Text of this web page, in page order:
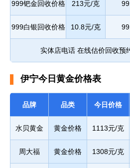
999钯金回收价格 213元/克
999白银回收价格 10.8元/克
实体店电话 在线估价回收预
伊宁今日黄金价格表
品牌 品类 今日价格
水贝黄金 黄金价格 1113元/克
周大福 黄金价格 1308元/克